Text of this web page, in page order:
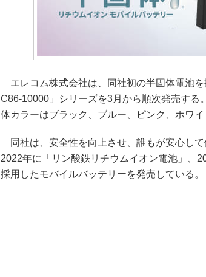
エレコム株式会社は、同社初の半固体電池
C86-10000」シリーズを3月から順次発売する
体カラーはブラック、ブルー、ピンク、ホワ
同社は、安全性を向上させ、誰もが安心して
2022年に「リン酸鉄リチウムイオン電池」、
採用したモバイルバッテリーを発売している。